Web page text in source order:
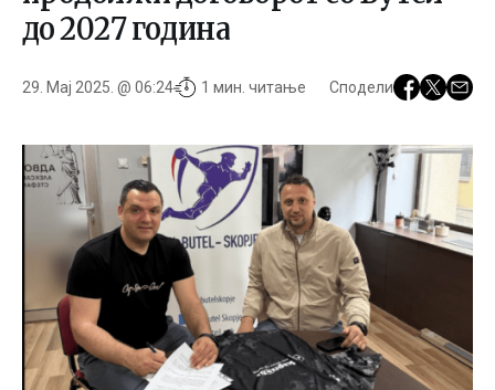
до 2027 година
29. Мај 2025. @ 06:24 1 мин. читање Сподели